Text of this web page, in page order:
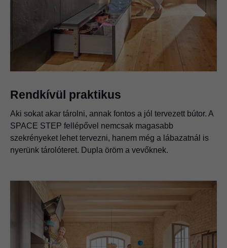
Rendkívül praktikus
Aki sokat akar tárolni, annak fontos a jól tervezett bútor. A
SPACE STEP fellépővel nemcsak magasabb
szekrényeket lehet tervezni, hanem még a lábazatnál is
nyerünk tárolóteret. Dupla öröm a vevőknek.